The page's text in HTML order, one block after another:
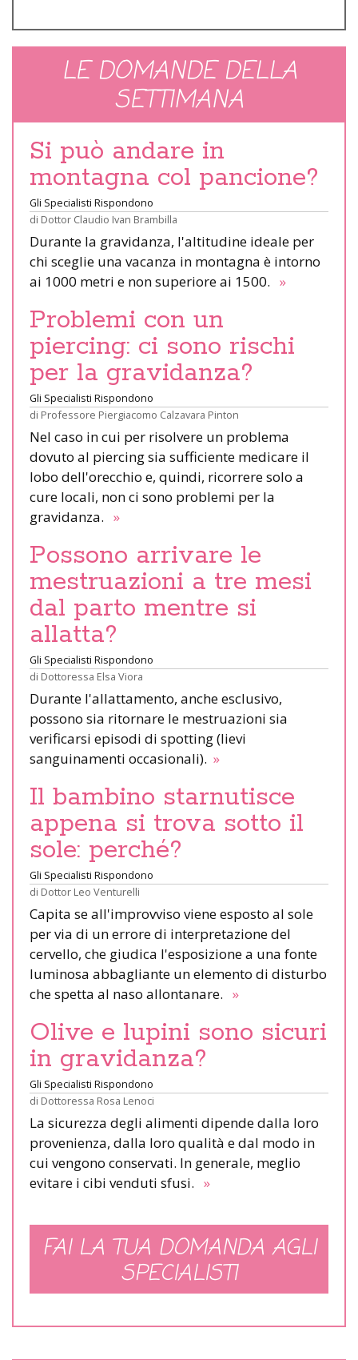
LE DOMANDE DELLA
SETTIMANA
Si può andare in
montagna col pancione?
Gli Specialisti Rispondono
di Dottor Claudio Ivan Brambilla
Durante la gravidanza, l'altitudine ideale per
chi sceglie una vacanza in montagna è intorno
ai 1000 metri e non superiore ai 1500. »
Problemi con un
piercing: ci sono rischi
per la gravidanza?
Gli Specialisti Rispondono
di Professore Piergiacomo Calzavara Pinton
Nel caso in cui per risolvere un problema
dovuto al piercing sia sufficiente medicare il
lobo dell'orecchio e, quindi, ricorrere solo a
cure locali, non ci sono problemi per la
gravidanza. »
Possono arrivare le
mestruazioni a tre mesi
dal parto mentre si
allatta?
Gli Specialisti Rispondono
di Dottoressa Elsa Viora
Durante l'allattamento, anche esclusivo,
possono sia ritornare le mestruazioni sia
verificarsi episodi di spotting (lievi
sanguinamenti occasionali). »
Il bambino starnutisce
appena si trova sotto il
sole: perché?
Gli Specialisti Rispondono
di Dottor Leo Venturelli
Capita se all'improvviso viene esposto al sole
per via di un errore di interpretazione del
cervello, che giudica l'esposizione a una fonte
luminosa abbagliante un elemento di disturbo
che spetta al naso allontanare. »
Olive e lupini sono sicuri
in gravidanza?
Gli Specialisti Rispondono
di Dottoressa Rosa Lenoci
La sicurezza degli alimenti dipende dalla loro
provenienza, dalla loro qualità e dal modo in
cui vengono conservati. In generale, meglio
evitare i cibi venduti sfusi. »
FAI LA TUA DOMANDA AGLI
SPECIALISTI